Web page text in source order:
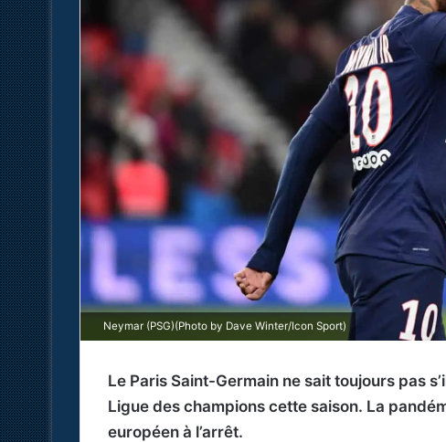
Neymar (PSG)(Photo by Dave Winter/Icon Sport)
Le Paris Saint-Germain ne sait toujours pas
Ligue des champions cette saison. La
européen à l’arrêt.